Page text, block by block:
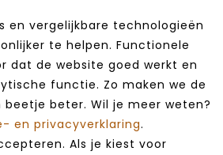
en vergelijkbare technologieën
te helpen. Functionele
dat de website goed werkt en
functie. Zo maken we de
beetje beter. Wil je meer weten?
en privacyverklaring.
Als je kiest voor